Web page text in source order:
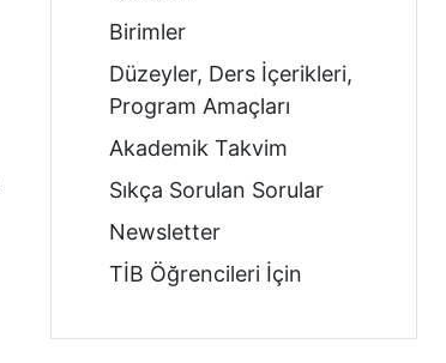
Birimler
Düzeyler, Ders İçerikleri,
Program Amaçları
Akademik Takvim
Sıkça Sorulan Sorular
Newsletter
TİB Öğrencileri İçin